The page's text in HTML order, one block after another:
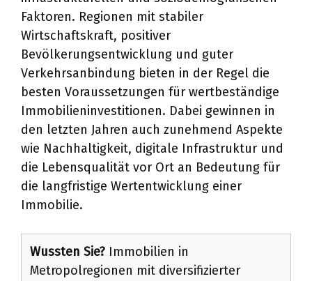
Faktoren. Regionen mit stabiler
Wirtschaftskraft, positiver
Bevölkerungsentwicklung und guter
Verkehrsanbindung bieten in der Regel die
besten Voraussetzungen für wertbeständige
Immobilieninvestitionen. Dabei gewinnen in
den letzten Jahren auch zunehmend Aspekte
wie Nachhaltigkeit, digitale Infrastruktur und
die Lebensqualität vor Ort an Bedeutung für
die langfristige Wertentwicklung einer
Immobilie.
Wussten Sie? Immobilien in
Metropolregionen mit diversifizierter